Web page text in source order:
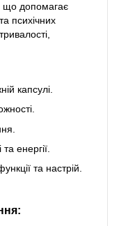
що допомагає
психічних
капсулі.
енергії.
та настрій.